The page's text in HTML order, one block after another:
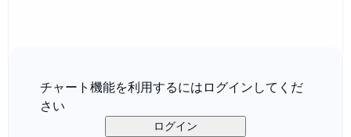
チャート機能を利用するにはログインしてくだ
さい
ログイン